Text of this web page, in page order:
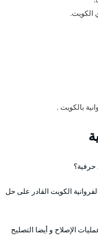
الكويت.
بالكويت .
الكويت القادر على حل
الإصلاح و أيضا التصليح